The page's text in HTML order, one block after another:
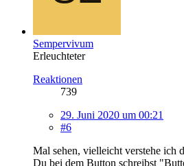
Sempervivum
Erleuchteter
Reaktionen
739
29. Juni 2020 um 00:21
#6
Mal sehen, vielleicht verstehe ich
Du bei dem Button schreibst